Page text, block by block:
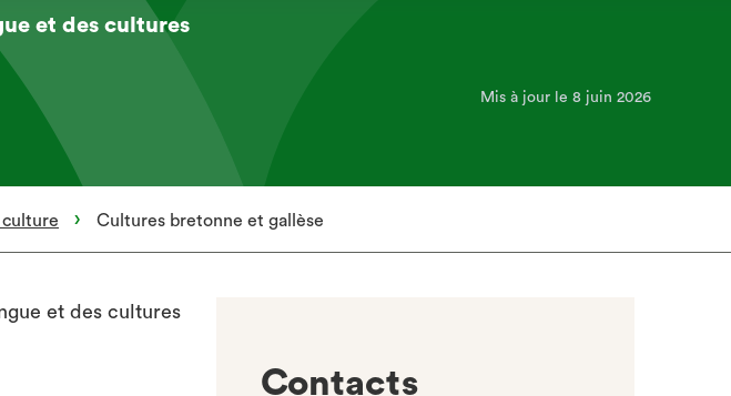
et des cultures
Mis à jour le 8 juin 2026
culture Cultures bretonne et gallèse
et des cultures
Contacts